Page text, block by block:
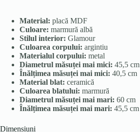
Material: placă MDF
Culoare: marmură albă
Stilul interior: Glamour
Culoarea corpului: argintiu
Materialul corpului: metal
Diametrul măsuței mai mici: 45,5 cm
Înălțimea măsuței mai mici: 40,5 cm
Material blat: ceramică
Culoarea blatului: marmură
Diametrul măsuței mai mari: 60 cm
Înălțimea măsuței mai mari: 45,5 cm
Dimensiuni